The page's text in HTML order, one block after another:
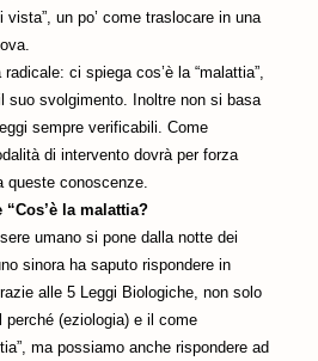
vista”, un po’ come traslocare in una
ci spiega cos’è la “malattia”,
suo svolgimento. Inoltre non si basa
sempre verificabili. Come
di intervento dovrà per forza
queste conoscenze.
la malattia?
umano si pone dalla notte dei
sinora ha saputo rispondere in
alle 5 Leggi Biologiche, non solo
(eziologia) e il come
ma possiamo anche rispondere ad